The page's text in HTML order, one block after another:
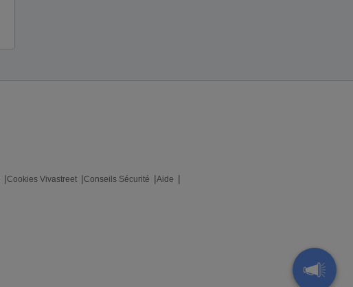
Cookies Vivastreet Conseils Sécurité
Aide